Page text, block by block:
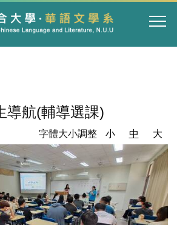
導航(輔導選課)
字體大小調整 小 中 大